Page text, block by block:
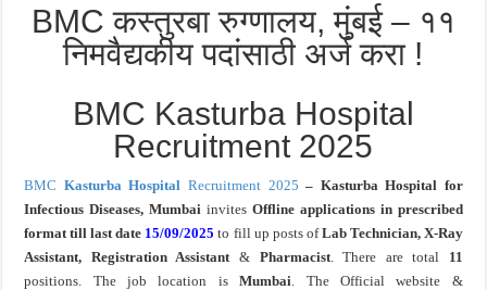
BMC कस्तुरबा रुग्णालय, मुंबई – ११
निमवैद्यकीय पदांसाठी अर्ज करा !
BMC Kasturba Hospital
Recruitment 2025
BMC Kasturba Hospital Recruitment 2025 – Kasturba Hospital for
Infectious Diseases, Mumbai invites Offline applications in prescribed
format till last date 15/09/2025 to fill up posts ofLab Technician, X-Ray
Assistant, Registration Assistant & Pharmacist. There are total 11
positions. The job location isMumbai . The Official website &